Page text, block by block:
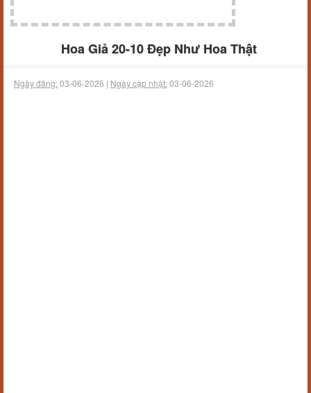
Hoa Giả 20-10 Đẹp Như Hoa Thật
Ngày đăng:03-06-2026 | Ngày cập nhật:03-06-2026